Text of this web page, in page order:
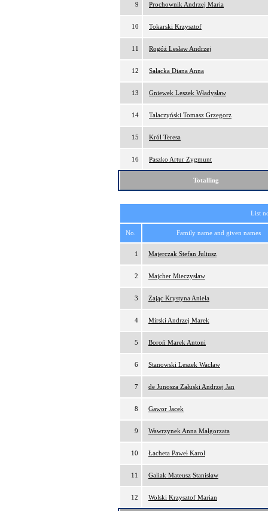
9 Prochownik Andrzej Maria
10 Tokarski Krzysztof
11 Rogóż Lesław Andrzej
12 Sałacka Diana Anna
13 Gniewek Leszek Władysław
14 Talaczyński Tomasz Grzegorz
15 Król Teresa
16 Paszko Artur Zygmunt
Totalling
List
No. Family name and given names
1 Majerczak Stefan Juliusz
2 Majcher Mieczysław
3 Zając Krystyna Aniela
4 Mirski Andrzej Marek
5 Boroń Marek Antoni
6 Stanowski Leszek Wacław
7 de Junosza Załuski Andrzej Jan
8 Gawor Jacek
9 Wawrzynek Anna Małgorzata
10 Łacheta Paweł Karol
11 Galiak Mateusz Stanisław
12 Wolski Krzysztof Marian